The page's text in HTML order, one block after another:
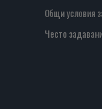
Общи условия
Често